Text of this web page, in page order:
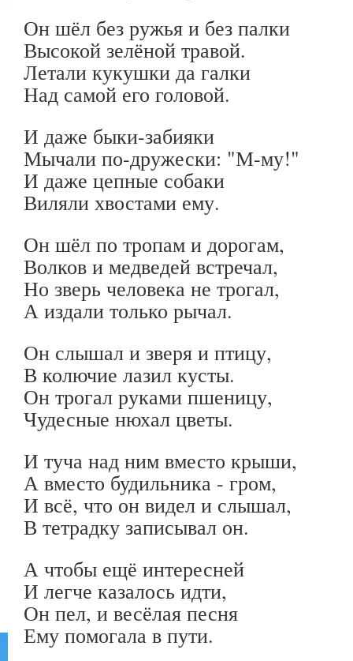
Он шёл без ружья и без палки
Высокой зелёной травой.
Летали кукушки да галки
Над самой его головой.
И даже быки-забияки
Мычали по-дружески: "М-му!"
И даже цепные собаки
Виляли хвостами ему.
Он шёл по тропам и дорогам,
Волков и медведей встречал,
Но зверь человека не трогал,
А издали только рычал.
Он слышал и зверя и птицу,
В колючие лазил кусты.
Он трогал руками пшеницу,
Чудесные нюхал цветы.
И туча над ним вместо крыши,
А вместо будильника - гром,
И всё, что он видел и слышал,
В тетрадку записывал он.
А чтобы ещё интересней
И легче казалось идти,
Он пел, и весёлая песня
Ему помогала в пути.